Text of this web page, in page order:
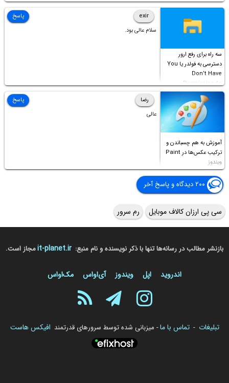
Access this folder
سه راه برای رفع ارور
دسترسی به فولدر یا You
Don’t Have
Permission to
Access this folder
exir
سلام عالی بود.
پاسخ
آموزش به هم چسباندن و
ترکیب عکس‌ها در Paint
ویندوز
رضا
عالی
پاسخ
۲۰۰ دیدگاه و پاسخ آخر
سی پی ارزان کالاف موبایل رم سرور
بازنشر مطالب در رسانه‌ها تنها با ذکر نویسنده و نام منبع: it-planet.irمجاز است.
اندروید اپل ویندوز آی‌او‌اس مک‌او‌اس
تبلیغات - تماس با ما- میزبانی شده توسط سرورهای قدرتمند افیکس هاست